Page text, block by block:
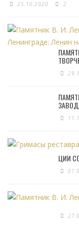
25.10.2020 2
ЦИИ